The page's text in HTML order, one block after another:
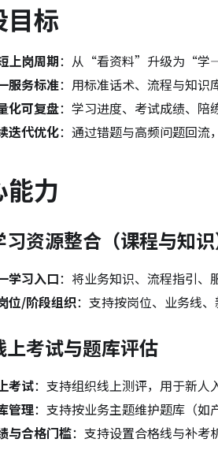
目标
上岗周期：从“看资料”升级为“学
服务标准：用标准话术、流程与知识
化可复盘：学习进度、考试成绩、陪
迭代优化：通过错题与高频问题回流
能力
资源整合（课程与知识
学习入口：将业务知识、流程指引、
位/阶段组织：支持按岗位、业务线
上考试与题库评估
考试：支持组织线上测评，用于新人
管理：支持按业务主题维护题库（如
与合格门槛：支持设置合格线与补考